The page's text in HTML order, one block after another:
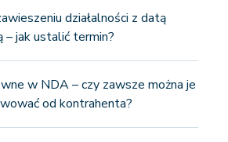
działalności z datą
– jak ustalić termin?
w NDA – czy zawsze można je
od kontrahenta?